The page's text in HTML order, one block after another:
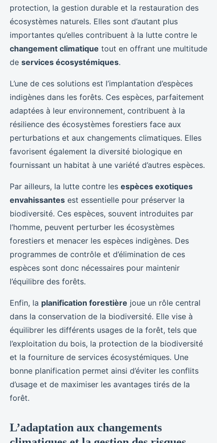
protection, la gestion durable et la restauration des
écosystèmes naturels. Elles sont d’autant plus
importantes qu’elles contribuent à la lutte contre le
changement climatique tout en offrant une multitude
de services écosystémiques.
L’une de ces solutions est l’implantation d’espèces
indigènes dans les forêts. Ces espèces, parfaitement
adaptées à leur environnement, contribuent à la
résilience des écosystèmes forestiers face aux
perturbations et aux changements climatiques. Elles
favorisent également la diversité biologique en
fournissant un habitat à une variété d’autres espèces.
Par ailleurs, la lutte contre les espèces exotiques
envahissantes est essentielle pour préserver la
biodiversité. Ces espèces, souvent introduites par
l’homme, peuvent perturber les écosystèmes
forestiers et menacer les espèces indigènes. Des
programmes de contrôle et d’élimination de ces
espèces sont donc nécessaires pour maintenir
l’équilibre des forêts.
Enfin, la planification forestière joue un rôle central
dans la conservation de la biodiversité. Elle vise à
équilibrer les différents usages de la forêt, tels que
l’exploitation du bois, la protection de la biodiversité
et la fourniture de services écosystémiques. Une
bonne planification permet ainsi d’éviter les conflits
d’usage et de maximiser les avantages tirés de la
forêt.
L’adaptation aux changements